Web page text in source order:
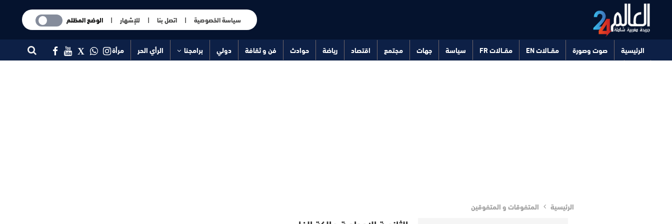
سياسة الخصوصية |اتصل بنا | للإشهار |الوضع المظلم
الرئيسية صوت وصورة مقــالات EN مقــالات FR سياسة جهات مجتمع اقتصاد رياضة حوادث فن و ثقافة دولي برامجنا الرأي الحر
مرأة
الرئيسية المتفوقات و المتفوقين